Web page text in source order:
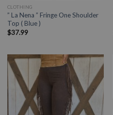
CLOTHING
” La Nena ” Fringe One Shoulder
Top ( Blue )
$37.99